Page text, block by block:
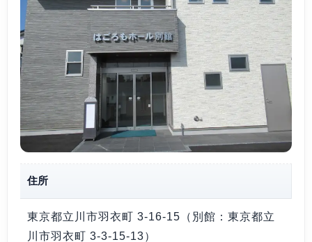
住所
東京都立川市羽衣町 3-16-15（別館：東京都立
川市羽衣町 3-3-15-13）